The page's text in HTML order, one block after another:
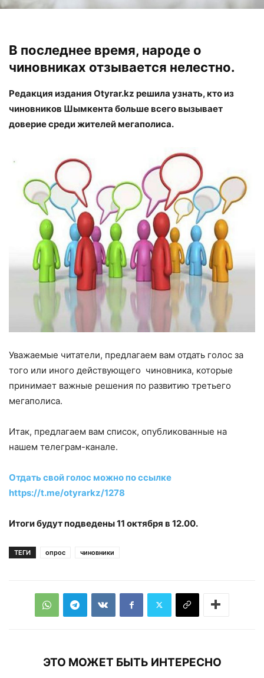
В последнее время, народе о
чиновниках отзывается нелестно.
Редакция издания Otyrar.kz решила узнать, кто из
чиновников Шымкента больше всего вызывает
доверие среди жителей мегаполиса.
Уважаемые читатели, предлагаем вам отдать голос за
того или иного действующего чиновника, которые
принимает важные решения по развитию третьего
мегаполиса.
Итак, предлагаем вам список, опубликованные на
нашем телеграм-канале.
Отдать свой голос можно по ссылке
https://t.me/otyrarkz/1278
Итоги будут подведены 11 октября в 12.00.
ТЕГИ опрос чиновники
ЭТО МОЖЕТ БЫТЬ ИНТЕРЕСНО